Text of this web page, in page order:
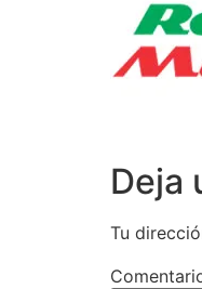
Deja
Tu